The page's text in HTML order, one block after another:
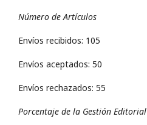
Número de Artículos
Envíos recibidos: 105
Envíos aceptados: 50
Envíos rechazados: 55
Porcentaje de la Gestión Editorial